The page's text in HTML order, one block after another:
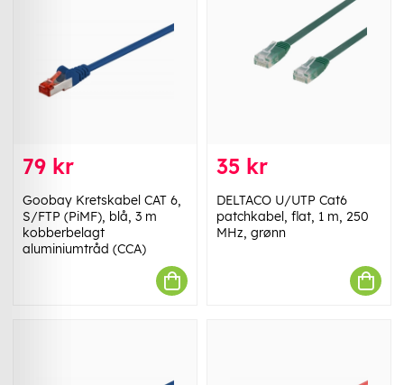
79 kr
Goobay Kretskabel CAT 6,
S/FTP (PiMF), blå, 3 m
kobberbelagt
aluminiumtråd (CCA)
35 kr
DELTACO U/UTP Cat6
patchkabel, flat, 1 m, 250
MHz, grønn